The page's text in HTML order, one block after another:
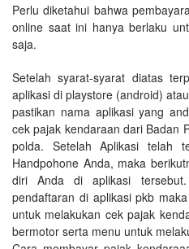
Perlu diketahui bahwa
online saat ini hanya berlaku
saja.
Setelah syarat-syarat diatas
aplikasi di playstore (android)
pastikan nama aplikasi yang
cek pajak kendaraan dari Badan
polda. Setelah Aplikasi telah
Handpohone Anda, maka
diri Anda di aplikasi
pendaftaran di aplikasi pkb
untuk melakukan cek pajak
bermotor serta menu untuk